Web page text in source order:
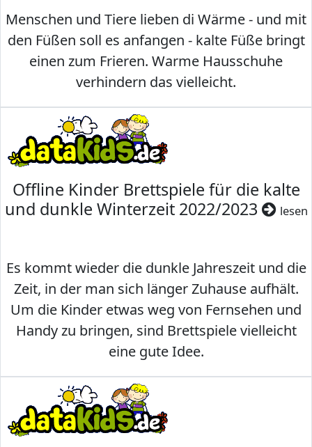
Menschen und Tiere lieben di Wärme - und mit
den Füßen soll es anfangen - kalte Füße bringt
einen zum Frieren. Warme Hausschuhe
verhindern das vielleicht.
Offline Kinder Brettspiele für die kalte
und dunkle Winterzeit 2022/2023
lesen
Es kommt wieder die dunkle Jahreszeit und die
Zeit, in der man sich länger Zuhause aufhält.
Um die Kinder etwas weg von Fernsehen und
Handy zu bringen, sind Brettspiele vielleicht
eine gute Idee.